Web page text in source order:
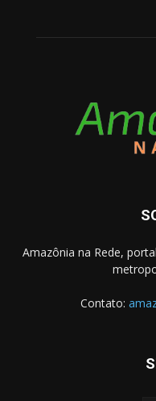
Amazônia na Rede,
Contato: